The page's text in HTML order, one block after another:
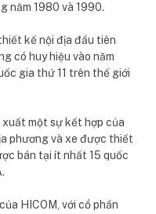
năm 1980 và 1990.
kế nội địa đầu tiên
có huy hiệu vào năm
gia thứ 11 trên thế giới
một sự kết hợp của
phương và xe được thiết
bán tại ít nhất 15 quốc
HICOM, với cổ phần